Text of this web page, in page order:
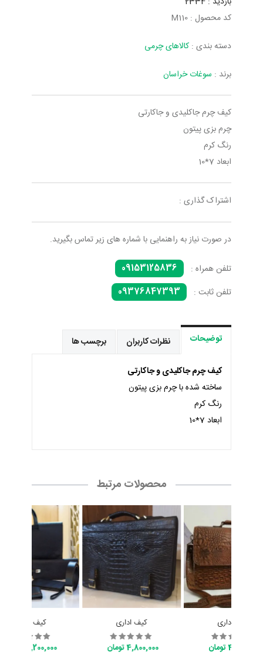
کد محصول : M110
دسته بندی : کالاهای چرمی
برند : سوغات خراسان
کیف چرم جاکلیدی و جاکارتی
چرم بزی پیتون
رنگ کرم
ابعاد 7*10
اشتراک گذاری :
در صورت نیاز به راهنمایی با شماره های زیر تماس بگیرید.
تلفن همراه :
09153125836
تلفن ثابت :
09376847393
توضیحات نظرات کاربران برچسب ها
کیف چرم جاکلیدی و جاکارتی
ساخته شده با چرم بزی پیتون
رنگ کرم
ابعاد 7*10
محصولات مرتبط
کیف اداری
4,800,000 تومان
کیف اداری
4,800,000 تومان
کیف اداری
7,200,000 تومان